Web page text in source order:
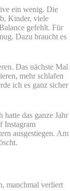
ein wenig. Die
Kinder, viele
gefehlt. Für
Dazu braucht es
Das nächste Mal
mehr schlafen
ich es ganz sicher
das ganze Jahr
Instagram
ausgestiegen. Am
manchmal verliert